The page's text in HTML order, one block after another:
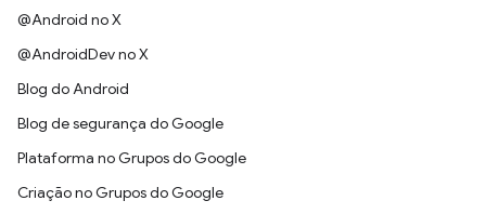
@Android no X
@AndroidDev no X
Blog do Android
Blog de segurança do Google
Plataforma no Grupos do Google
Criação no Grupos do Google